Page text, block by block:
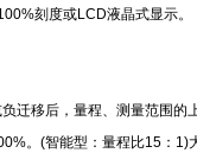
刻度或LCD液晶式显示。
迁移后，量程、测量范围的
。(智能型：量程比15：1)